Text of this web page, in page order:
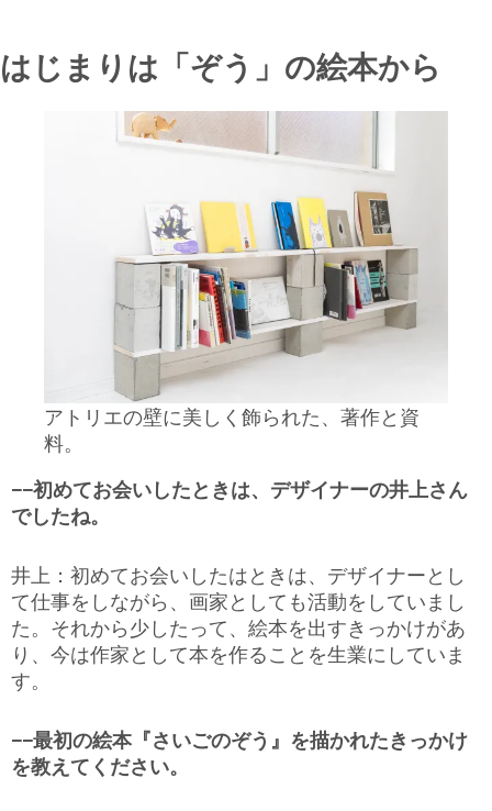
はじまりは「ぞう」の絵本から
アトリエの壁に美しく飾られた、著作と資
料。
−−初めてお会いしたときは、デザイナーの井上さん
でしたね。
井上：初めてお会いしたはときは、デザイナーとし
て仕事をしながら、画家としても活動をしていまし
た。それから少したって、絵本を出すきっかけがあ
り、今は作家として本を作ることを生業にしていま
す。
−−最初の絵本『さいごのぞう』を描かれたきっかけ
を教えてください。